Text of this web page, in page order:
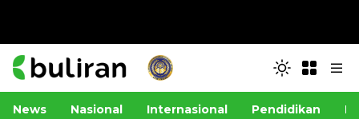
News Nasional Internasional Pendidikan